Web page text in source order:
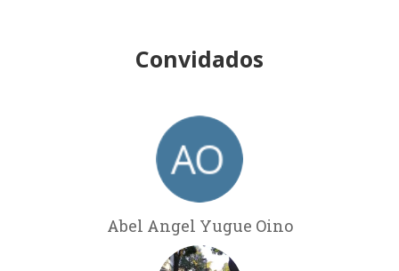
Convidados
Abel Angel Yugue Oino